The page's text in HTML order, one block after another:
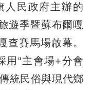
民政府主辦的
遊季暨蘇布爾嘎
查賽馬場啟幕。
用“主會場+分會
統民俗與現代鄉